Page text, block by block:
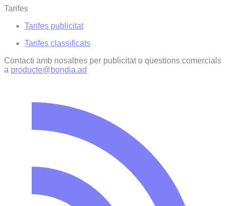
Tarifes
Tarifes publicitat
Tarifes classificats
Contacti amb nosaltres per publicitat o qüestions comercials
a producte@bondia.ad